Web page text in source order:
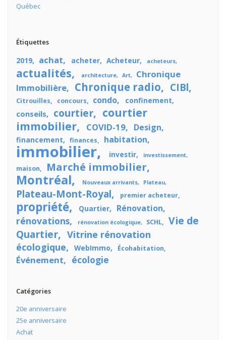
Québec
Étiquettes
2019 achat acheter Acheteur acheteurs
actualités architecture Art
Chronique
Immobilière
Chronique radio CIBl
Citrouilles concours condo confinement
conseils courtier
courtier
immobilier
COVID-19 Design
financement finances habitation
immobilier investir investissement
maison Marché immobilier
Montréal Nouveaux arrivants Plateau
Plateau-Mont-Royal premier acheteur
propriété Quartier Rénovation
rénovations rénovation écologique SCHL
Vie de
Quartier
Vitrine rénovation
écologique
WebImmo Écohabitation
Événement écologie
Catégories
20e anniversaire
25e anniversaire
Achat